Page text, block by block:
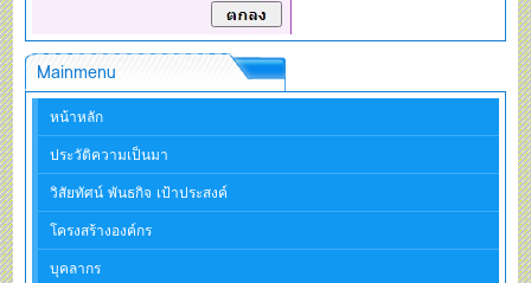
Mainmenu
หน้าหลัก
ประวัติความเป็นมา
วิสัยทัศน์ พันธกิจ เป้าประสงค์
โครงสร้างองค์กร
บุคลากร